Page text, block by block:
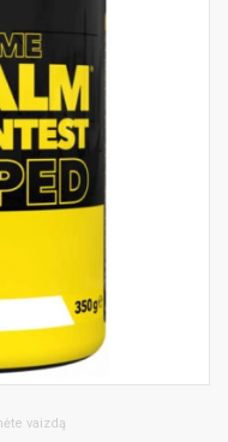
vaizdą